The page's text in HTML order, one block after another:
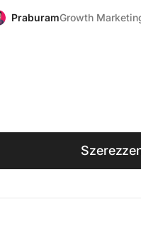
PraburamGrowth